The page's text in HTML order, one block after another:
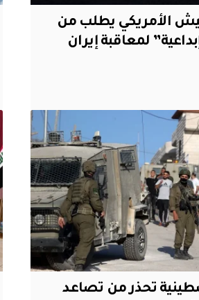
الأمريكي يطلب من
لمعاقبة إيران
تحذر من تصاعد